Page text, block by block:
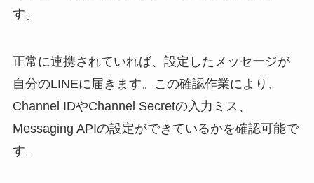
す。
正常に連携されていれば、設定したメッセージが
自分のLINEに届きます。この確認作業により、
Channel IDやChannel Secretの入力ミス、
Messaging APIの設定ができているかを確認可能で
す。